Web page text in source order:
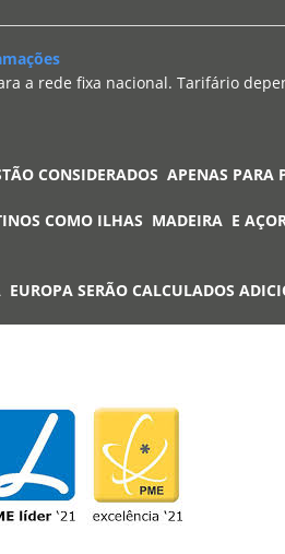
a rede fixa nacional. Tarifário
CONSIDERADOS APENAS PARA
COMO ILHAS MADEIRA E
EUROPA SERÃO CALCULADOS